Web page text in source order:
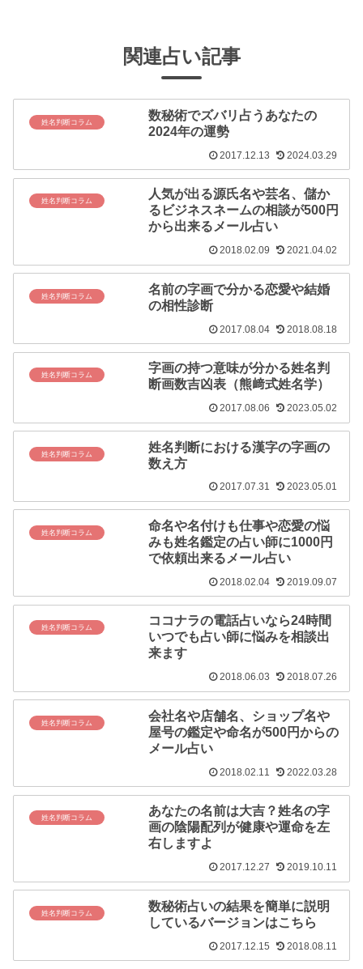
関連占い記事
姓名判断コラム
数秘術でズバリ占うあなたの
2024年の運勢
2017.12.13 2024.03.29
姓名判断コラム
人気が出る源氏名や芸名、儲か
るビジネスネームの相談が500円
から出来るメール占い
2018.02.09 2021.04.02
姓名判断コラム
名前の字画で分かる恋愛や結婚
の相性診断
2017.08.04 2018.08.18
姓名判断コラム
字画の持つ意味が分かる姓名判
断画数吉凶表（熊﨑式姓名学）
2017.08.06 2023.05.02
姓名判断コラム
姓名判断における漢字の字画の
数え方
2017.07.31 2023.05.01
姓名判断コラム
命名や名付けも仕事や恋愛の悩
みも姓名鑑定の占い師に1000円
で依頼出来るメール占い
2018.02.04 2019.09.07
姓名判断コラム
ココナラの電話占いなら24時間
いつでも占い師に悩みを相談出
来ます
2018.06.03 2018.07.26
姓名判断コラム
会社名や店舗名、ショップ名や
屋号の鑑定や命名が500円からの
メール占い
2018.02.11 2022.03.28
姓名判断コラム
あなたの名前は大吉？姓名の字
画の陰陽配列が健康や運命を左
右しますよ
2017.12.27 2019.10.11
姓名判断コラム
数秘術占いの結果を簡単に説明
しているバージョンはこちら
2017.12.15 2018.08.11